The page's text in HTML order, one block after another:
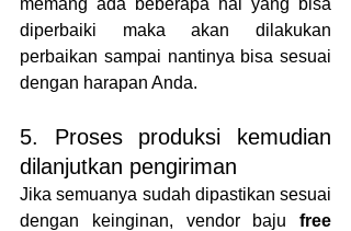
diperbaiki maka akan dilakukan
perbaikan sampai nantinya bisa sesuai
dengan harapan Anda.
5. Proses produksi kemudian
dilanjutkan pengiriman
Jika semuanya sudah dipastikan sesuai
dengan keinginan, vendor baju free